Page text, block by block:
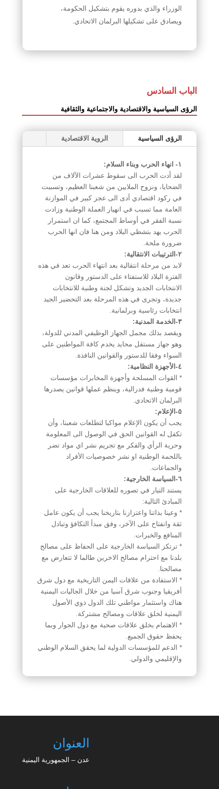
الوزراء والذي بدوره يقوم بتشكيل الحكومة،
ويصادق على تشكيلها البرلمان الاتحادي.
الباب السادس
الرؤى السياسية والاقتصادية والاجتماعية والثقافية
الرؤى السياسية الروية الاقتصادية
١- انهاء الحرب وبناء السلام:
لقد أدت الحرب الى سقوط عشرات الآلاف من
الضحايا، ونزوح الملايين من شعبنا العظيم، وتسببت
في ركود اقتصادي أدى الى عجز كبير في الموازنة
العامة مما تسبب في انهيار العملة الوطنية وزادت
نسبة الفقر في أوساط المجتمع، كما ان استمرار
الحرب يهد بتشظي البلاد ومن هنا فان انها الحرب
ضرورة ملحة.
٢-الترتيبات الانتقالية:
لابد من مرحلة انتقالية بعد انتهاء الحرب تعد في هذه
الفترة البلاد للاستفتاء على الدستور وقانون
الانتخابات الجديد وتشكل لجنة وطنية للانتخابات
جديدة، وتجرى في هذه المرحلة بعد التحضير الجيد
انتخابات رئاسية وبرلمانية.
٣-الخدمة المدنية:
ويقصد بذلك مجمل الجهاز الوظيفي المدني للدولة،
وهو جهاز مستقل محايد يخدم كافة المواطنين على
السواء وفقا للدستور والقوانين النافذة.
٤-الأجهزة النظامية:
* القوات المسلحة وأجهزة المخابرات مؤسسات
قومية وطنية فدرالية، وينظم عملها قوانين يصدرها
البرلمان الاتحادي.
٥-الإعلام:
يجب أن يكون الإعلام مواكبا لتطلعات شعبنا، وأن
تكفل له القوانين الحق في الوصول الى المعلومة
وحرية الرأي والفكر مع تجريم نشر اي مواد تضر
باللحمة الوطنية او نشر خصوصيات الأفراد
والجماعات.
٦-السياسة الخارجية:
يستند التيار في تصوره للعلاقات الخارجية على
المبادئ التالية:
* وعينا بذاتنا واعتزازنا بتاريخنا يجب أن يكون عامل
ثقة وانفتاح على الآخر، وفق مبدأ التكافؤ وتبادل
المنافع والخبرات.
* ترتكز السياسة الخارجية على الحفاظ على مصالح
بلدنا مع احترام مصالح الاخرين طالما لا تتعارض مع
مصالحنا.
* الاستفادة من علاقات اليمن التاريخية مع دول شرق
أفريقيا وجنوب شرق آسيا من خلال الجاليات اليمنية
هناك واستثمار مواطني تلك الدول ذوي الأصول
اليمنية لخلق علاقات ومصالح مشتركة.
* الاهتمام بخلق علاقات صحية مع دول الجوار وبما
يحفظ حقوق الجميع.
* الدعم للمؤسسات الدولية لما يحقق السلام الوطني
والإقليمي والدولي.
العنوان
عدن – الجمهورية اليمنية